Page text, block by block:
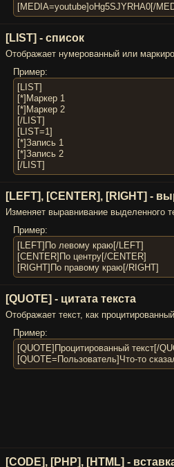
[MEDIA=youtube]oHg5SJYRHA0[/
[LIST] - список
Отображает нумерованный или
Пример:
[LIST]
[*]Маркер 1
[*]Маркер 2
[/LIST]
[LIST=1]
[*]Запись 1
[*]Запись 2
[/LIST]
[LEFT], [CENTER], [RIGHT] -
Изменяет выравнивание выделенного
Пример:
[LEFT]По левому краю[/LEFT]
[CENTER]По центру[/CENTER]
[RIGHT]По правому краю[/RIGHT]
[QUOTE] - цитата текста
Отображает текст, как
Пример:
[QUOTE]Процитированный текст[/
[QUOTE=Пользователь]Что-то
[CODE], [PHP], [HTML] -